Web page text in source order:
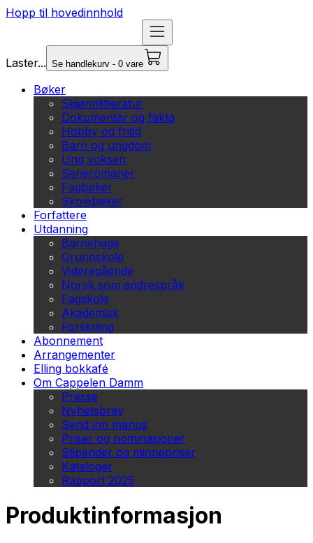
Hopp til hovedinnhold
Laster... Se handlekurv - 0 vare
Bøker
Skjønnlitteratur
Dokumentar og fakta
Hobby og fritid
Barn og ungdom
Ung voksen
Serieromaner
Fagbøker
Skolebøker
Forfattere
Utdanning
Barnehage
Grunnskole
Videregående
Norsk som andrespråk
Fagskole
Akademisk
Forskning
Abonnement
Arrangementer
Elling bokkafé
Om Cappelen Damm
Presse
Nyhetsbrev
Send inn manus
Priser og nominasjoner
Stipender og minnepriser
Kataloger
Rapport 2025
Produktinformasjon